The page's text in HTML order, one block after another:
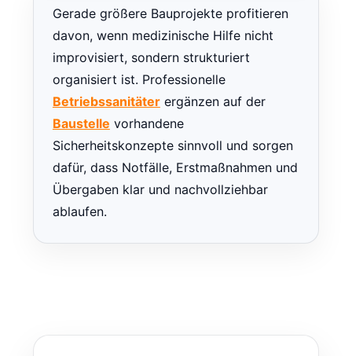
Gerade größere Bauprojekte profitieren
davon, wenn medizinische Hilfe nicht
improvisiert, sondern strukturiert
organisiert ist. Professionelle
Betriebssanitäterergänzen auf der
Baustelle vorhandene
Sicherheitskonzepte sinnvoll und sorgen
dafür, dass Notfälle, Erstmaßnahmen und
Übergaben klar und nachvollziehbar
ablaufen.